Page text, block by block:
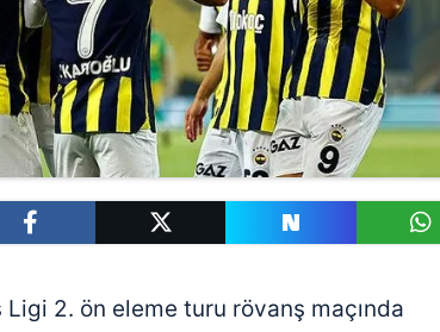
Ligi 2. ön eleme turu rövanş maçında